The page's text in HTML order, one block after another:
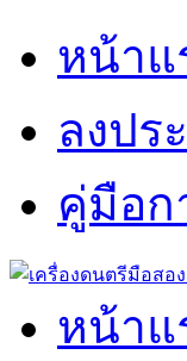
หน้าแ
ลงปร
คู่มือก
หน้าแ